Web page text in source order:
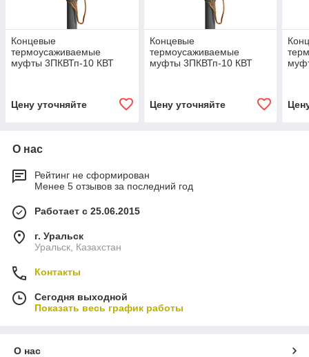
Концевые
термоусаживаемые
муфты 3ПКВТп-10 КВТ
Цену уточняйте
Концевые
термоусаживаемые
муфты 3ПКВТп-10 КВТ
Цену уточняйте
О нас
Рейтинг не сформирован
Менее 5 отзывов за последний год
Работает с 25.06.2015
г. Уральск
Уральск, Казахстан
Контакты
Сегодня выходной
Показать весь график работы
О нас